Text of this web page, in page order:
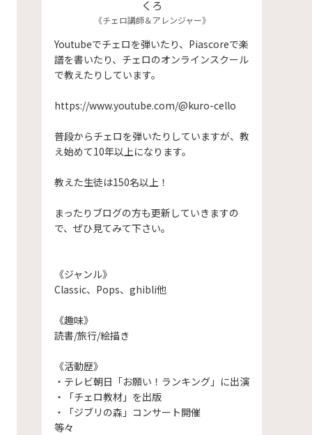
くろ
《チェロ講師＆アレンジャー》
Youtubeでチェロを弾いたり、Piascoreで楽
譜を書いたり、チェロのオンラインスクール
で教えたりしています。
https://www.youtube.com/@kuro-cello
普段からチェロを弾いたりしていますが、教
え始めて10年以上になります。
​教えた生徒は150名以上！
まったりブログの方も更新していきますの
で、ぜひ見てみて下さい。
《ジャンル》
Classic、Pops、ghibli他
《趣味》
読書/旅行/絵描き
《活動歴》
・テレビ朝日「お願い！ランキング」に出演
・「チェロ教材」を出版
・「ジブリの森」コンサート開催
等々